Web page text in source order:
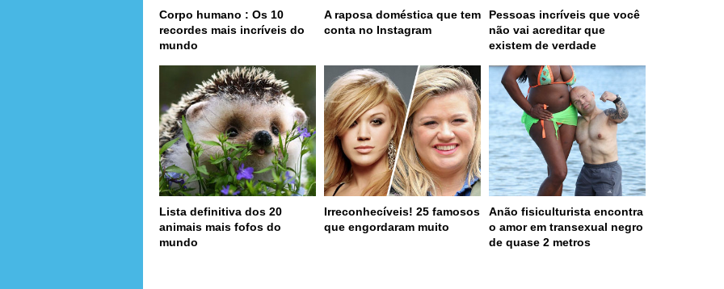
Corpo humano : Os 10
recordes mais incríveis do
mundo
A raposa doméstica que tem
conta no Instagram
Pessoas incríveis que você
não vai acreditar que
existem de verdade
Lista definitiva dos 20
animais mais fofos do
mundo
Irreconhecíveis! 25 famosos
que engordaram muito
Anão fisiculturista encontra
o amor em transexual negro
de quase 2 metros